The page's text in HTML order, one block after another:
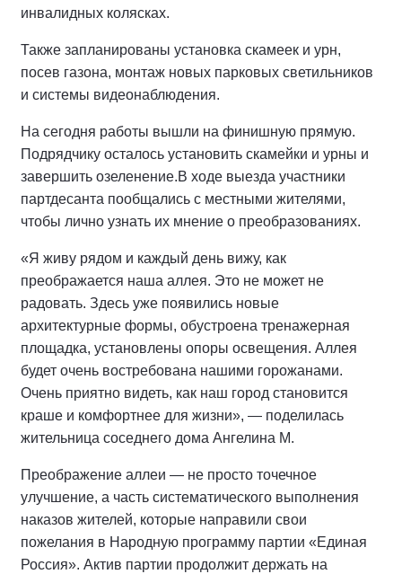
инвалидных колясках.
Также запланированы установка скамеек и урн,
посев газона, монтаж новых парковых светильников
и системы видеонаблюдения.
На сегодня работы вышли на финишную прямую.
Подрядчику осталось установить скамейки и урны и
завершить озеленение.В ходе выезда участники
партдесанта пообщались с местными жителями,
чтобы лично узнать их мнение о преобразованиях.
«Я живу рядом и каждый день вижу, как
преображается наша аллея. Это не может не
радовать. Здесь уже появились новые
архитектурные формы, обустроена тренажерная
площадка, установлены опоры освещения. Аллея
будет очень востребована нашими горожанами.
Очень приятно видеть, как наш город становится
краше и комфортнее для жизни», — поделилась
жительница соседнего дома Ангелина М.
Преображение аллеи — не просто точечное
улучшение, а часть систематического выполнения
наказов жителей, которые направили свои
пожелания в Народную программу партии «Единая
Россия». Актив партии продолжит держать на